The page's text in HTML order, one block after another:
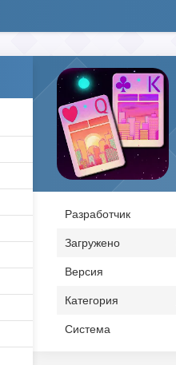
Разработчик
Загружено
Версия
Категория
Система